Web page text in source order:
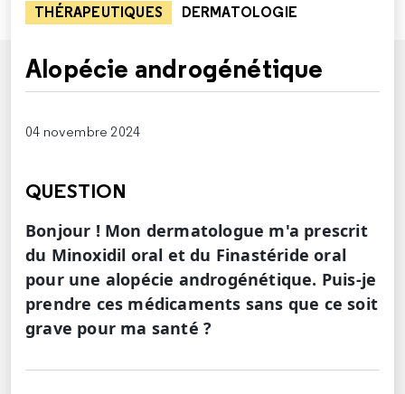
THÉRAPEUTIQUES DERMATOLOGIE
Alopécie androgénétique
04 novembre 2024
QUESTION
Bonjour ! Mon dermatologue m'a prescrit
du Minoxidil oral et du Finastéride oral
pour une alopécie androgénétique. Puis-je
prendre ces médicaments sans que ce soit
grave pour ma santé ?